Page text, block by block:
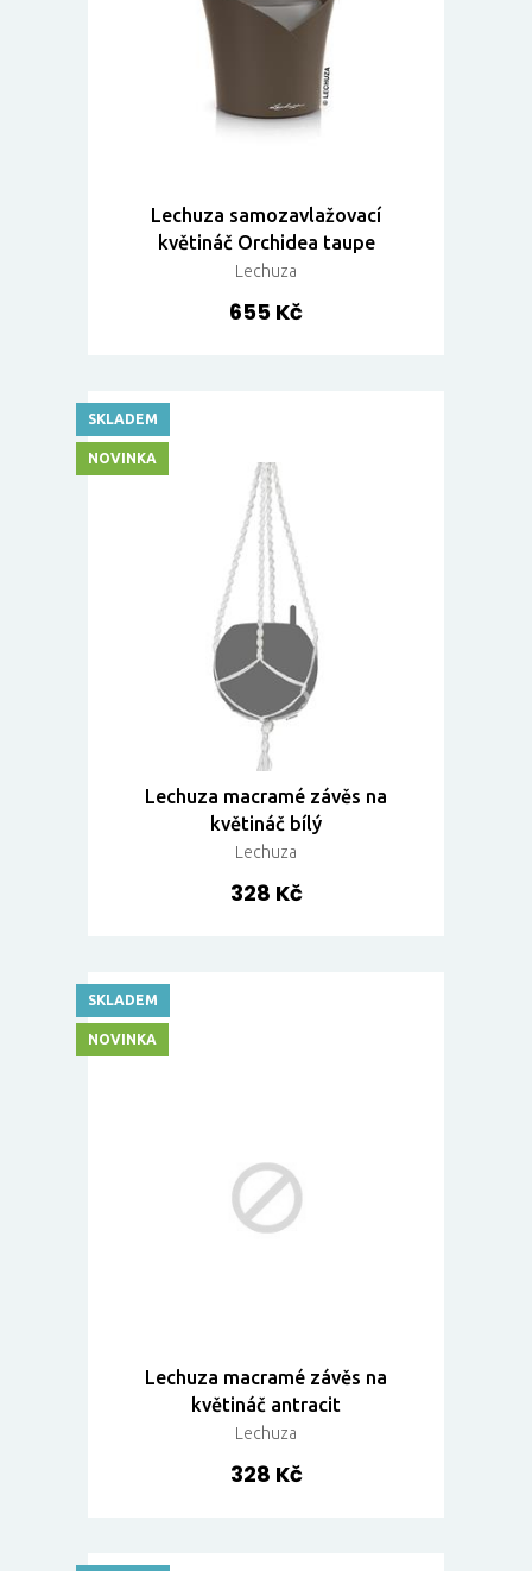
Lechuza samozavlažovací
květináč Orchidea taupe
Lechuza
655 Kč
Lechuza macramé závěs na
květináč bílý
Lechuza
328 Kč
SKLADEM
NOVINKA
Lechuza macramé závěs na
květináč antracit
Lechuza
328 Kč
SKLADEM
NOVINKA